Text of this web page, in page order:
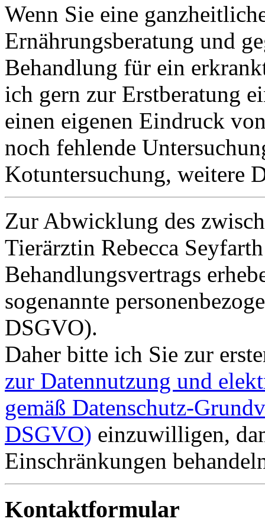
Wenn Sie eine
Ernährungsberatung und
Behandlung für ein
ich gern zur Erstberatung
einen eigenen Eindruck
noch fehlende
Kotuntersuchung, weitere
Zur Abwicklung des
Tierärztin Rebecca
Behandlungsvertrags
sogenannte
DSGVO).
Daher bitte ich Sie zur
zur Datennutzung und
gemäß Datenschutz-
DSGVO) einzuwilligen,
Einschränkungen
Kontaktformular